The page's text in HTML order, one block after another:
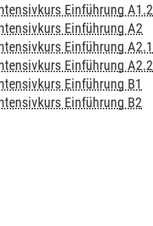
Einführung A1.2
Einführung A2
Einführung A2.1
Einführung A2.2
Einführung B1
Einführung B2